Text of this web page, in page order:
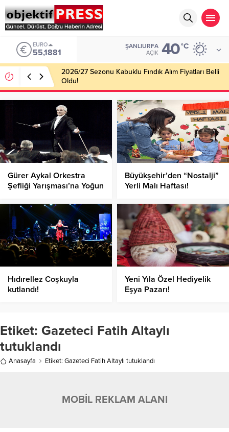
EURO
55,1881
ŞANLIURFA
AÇIK 40°C
2026/27 Sezonu Kabuklu Fındık Alım Fiyatları Belli
Oldu!
Gürer Aykal Orkestra
Şefliği Yarışması’na Yoğun
Büyükşehir’den “Nostalji”
Yerli Malı Haftası!
Hıdırellez Coşkuyla
kutlandı!
Yeni Yıla Özel Hediyelik
Eşya Pazarı!
Etiket: Gazeteci Fatih Altaylı
tutuklandı
Anasayfa Etiket: Gazeteci Fatih Altaylı tutuklandı
MOBİL REKLAM ALANI